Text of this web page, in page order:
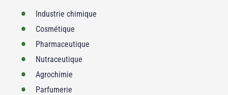
Industrie chimique
Cosmétique
Pharmaceutique
Nutraceutique
Agrochimie
Parfumerie